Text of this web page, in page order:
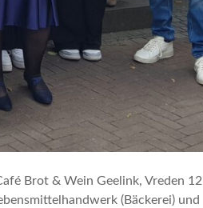
Brot & Wein Geelink, Vreden 12
(Bäckerei) und